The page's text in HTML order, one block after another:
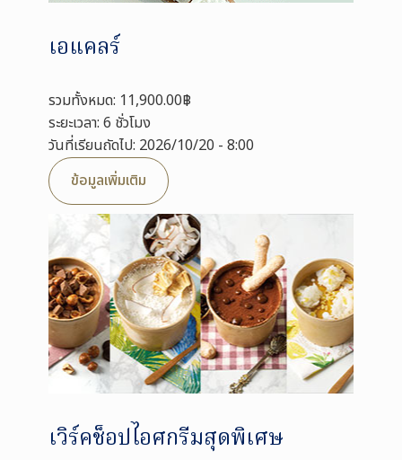
เอแคลร์
รวมทั้งหมด: 11,900.00฿
ระยะเวลา: 6 ชั่วโมง
วันที่เรียนถัดไป: 2026/10/20 - 8:00
ข้อมูลเพิ่มเติม
เวิร์คช็อปไอศกรีมสุดพิเศษ